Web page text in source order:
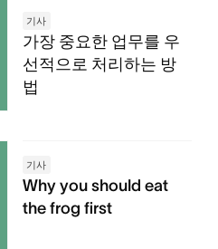
기사
가장 중요한 업무를 우
선적으로 처리하는 방
법
기사
Why you should eat
the frog first